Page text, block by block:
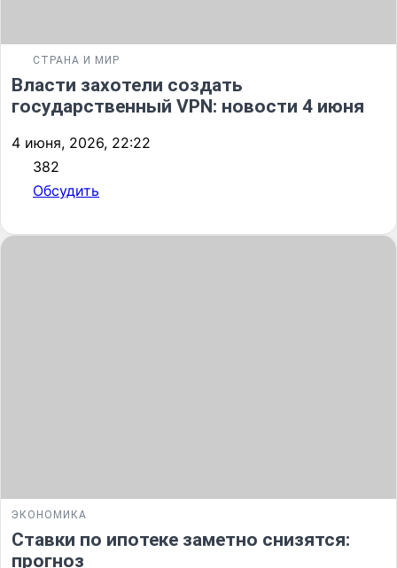
СТРАНА И МИР
Власти захотели создать
государственный VPN: новости 4 июня
4 июня, 2026, 22:22
382
Обсудить
ЭКОНОМИКА
Ставки по ипотеке заметно снизятся:
прогноз